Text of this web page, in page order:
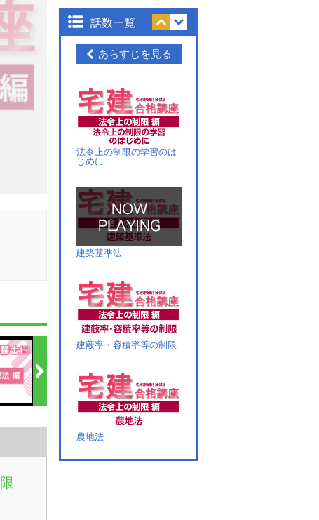
話数一覧
あらすじを見る
法令上の制限の学習のは
じめに
建築基準法
建蔽率・容積率等の制限
農地法